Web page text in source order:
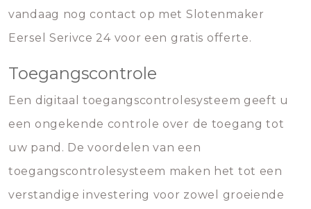
vandaag nog contact op met Slotenmaker
Eersel Serivce 24 voor een gratis offerte.
Toegangscontrole
Een digitaal toegangscontrolesysteem geeft u
een ongekende controle over de toegang tot
uw pand. De voordelen van een
toegangscontrolesysteem maken het tot een
verstandige investering voor zowel groeiende